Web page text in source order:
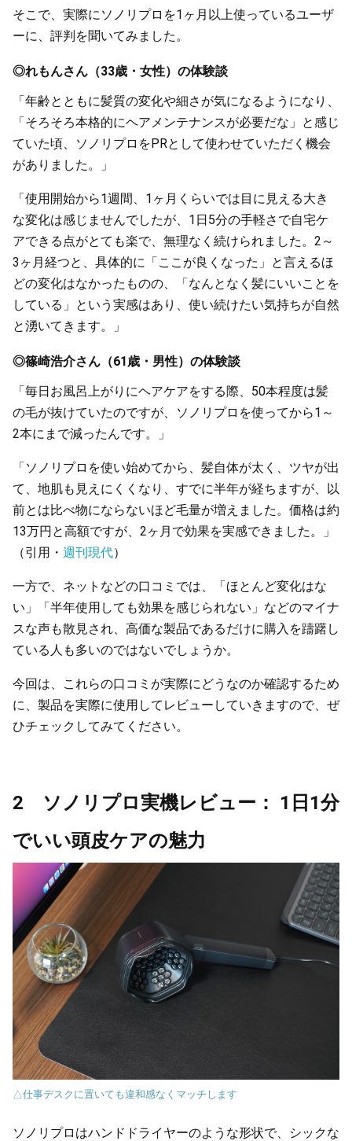
そこで、実際にソノリプロを1ヶ月以上使っているユーザ
ーに、評判を聞いてみました。
◎れもんさん（33歳・女性）の体験談
「年齢とともに髪質の変化や細さが気になるようになり、
「そろそろ本格的にヘアメンテナンスが必要だな」と感じ
ていた頃、ソノリプロをPRとして使わせていただく機会
がありました。」
「使用開始から1週間、1ヶ月くらいでは目に見える大き
な変化は感じませんでしたが、1日5分の手軽さで自宅ケ
アできる点がとても楽で、無理なく続けられました。2～
3ヶ月経つと、具体的に「ここが良くなった」と言えるほ
どの変化はなかったものの、「なんとなく髪にいいことを
している」という実感はあり、使い続けたい気持ちが自然
と湧いてきます。」
◎篠崎浩介さん（61歳・男性）の体験談
「毎日お風呂上がりにヘアケアをする際、50本程度は髪
の毛が抜けていたのですが、ソノリプロを使ってから1～
2本にまで減ったんです。」
「ソノリプロを使い始めてから、髪自体が太く、ツヤが出
て、地肌も見えにくくなり、すでに半年が経ちますが、以
前とは比べ物にならないほど毛量が増えました。価格は約
13万円と高額ですが、2ヶ月で効果を実感できました。」
（引用・ 週刊現代）
一方で、ネットなどの口コミでは、「ほとんど変化はな
い」「半年使用しても効果を感じられない」などのマイナ
スな声も散見され、高価な製品であるだけに購入を躊躇し
ている人も多いのではないでしょうか。
今回は、これらの口コミが実際にどうなのか確認するため
に、製品を実際に使用してレビューしていきますので、ぜ
ひチェックしてみてください。
2 ソノリプロ実機レビュー： 1日1分
でいい頭皮ケアの魅力
△仕事デスクに置いても違和感なくマッチします
ソノリプロはハンドドライヤーのような形状で、シックな